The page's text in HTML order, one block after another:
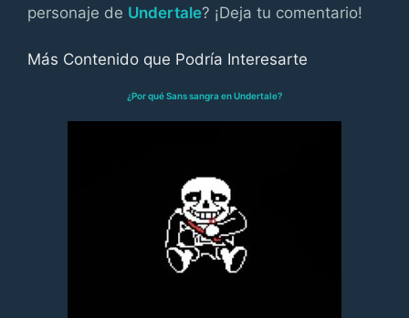
personaje de Undertale? ¡Deja tu comentario!
Más Contenido que Podría Interesarte
¿Por qué Sans sangra en Undertale?